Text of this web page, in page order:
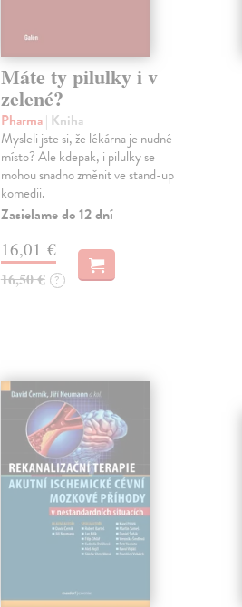
Máte ty pilulky i v
zelené?
Pharma| Kniha
Mysleli jste si, že lékárna je nudné
místo? Ale kdepak, i pilulky se
mohou snadno změnit ve stand-up
komedii.
Zasielame do 12 dní
16,01 €
16,50 € ?